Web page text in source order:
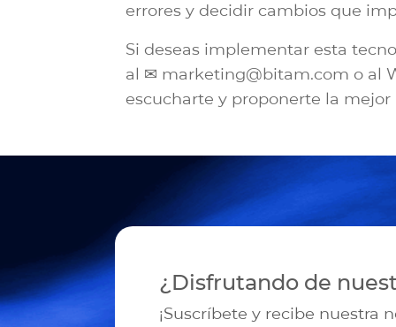
errores y decidir cambios que
Si deseas implementar esta
al ✉ marketing@bitam.com o al
escucharte y proponerte la
¿Disfrutando de
¡Suscríbete y recibe nuestra